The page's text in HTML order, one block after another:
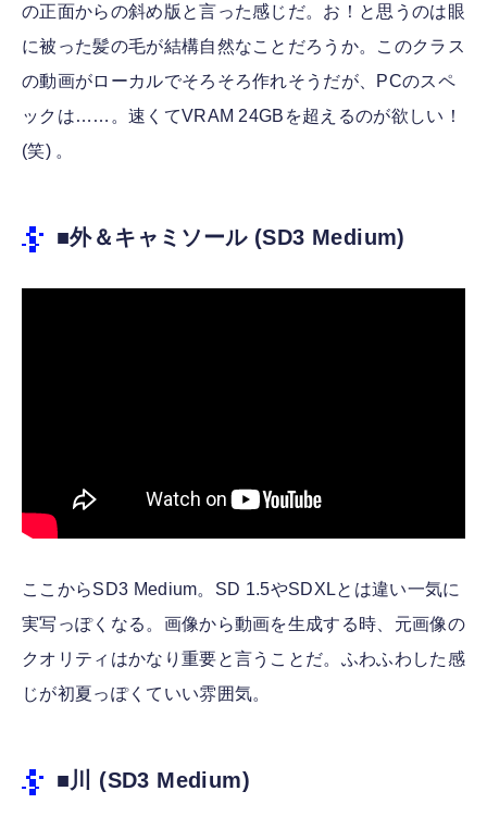
の正面からの斜め版と言った感じだ。お！と思うのは眼
に被った髪の毛が結構自然なことだろうか。このクラス
の動画がローカルでそろそろ作れそうだが、PCのスペ
ックは……。速くてVRAM 24GBを超えるのが欲しい！
(笑) 。
■外＆キャミソール (SD3 Medium)
ここからSD3 Medium。SD 1.5やSDXLとは違い一気に
実写っぽくなる。画像から動画を生成する時、元画像の
クオリティはかなり重要と言うことだ。ふわふわした感
じが初夏っぽくていい雰囲気。
■川 (SD3 Medium)